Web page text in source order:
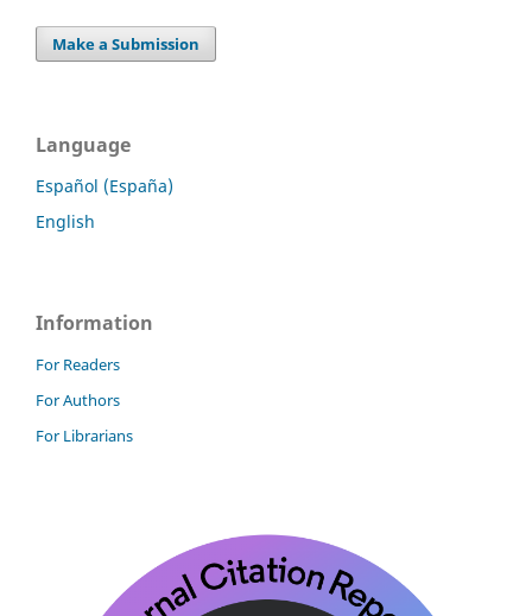
Make a Submission
Language
Español (España)
English
Information
For Readers
For Authors
For Librarians